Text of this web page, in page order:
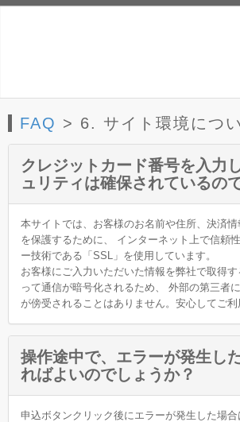
FAQ > 6. サイト環境につ
クレジットカード番号を入力
ュリティは確保されているの
本サイトでは、お客様のお名前や住所、決済
を保護するために、 インターネット上で信頼
ー技術である「SSL」を使用しています。
お客様にご入力いただいた情報を弊社で取得
って通信が暗号化されるため、 外部の第三者
が傍受されることはありません。安心してご利
操作途中で、エラーが発生し
ればよいのでしょうか？
申込ボタンクリック後にエラーが発生した場